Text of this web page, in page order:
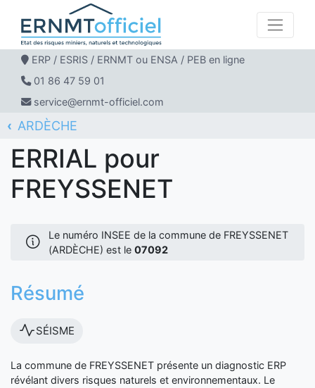
ERP / ESRIS / ERNMT ou ENSA / PEB en ligne
01 86 47 59 01
service@ernmt-officiel.com
ERNMT Officiel
ERRIAL
ARDÈCHE
FREYSSENET
ERRIAL pour
FREYSSENET
Le numéro INSEE de la commune de FREYSSENET
(ARDÈCHE) est le 07092
Résumé
SÉISME
La commune de FREYSSENET présente un diagnostic ERP
révélant divers risques naturels et environnementaux. Le